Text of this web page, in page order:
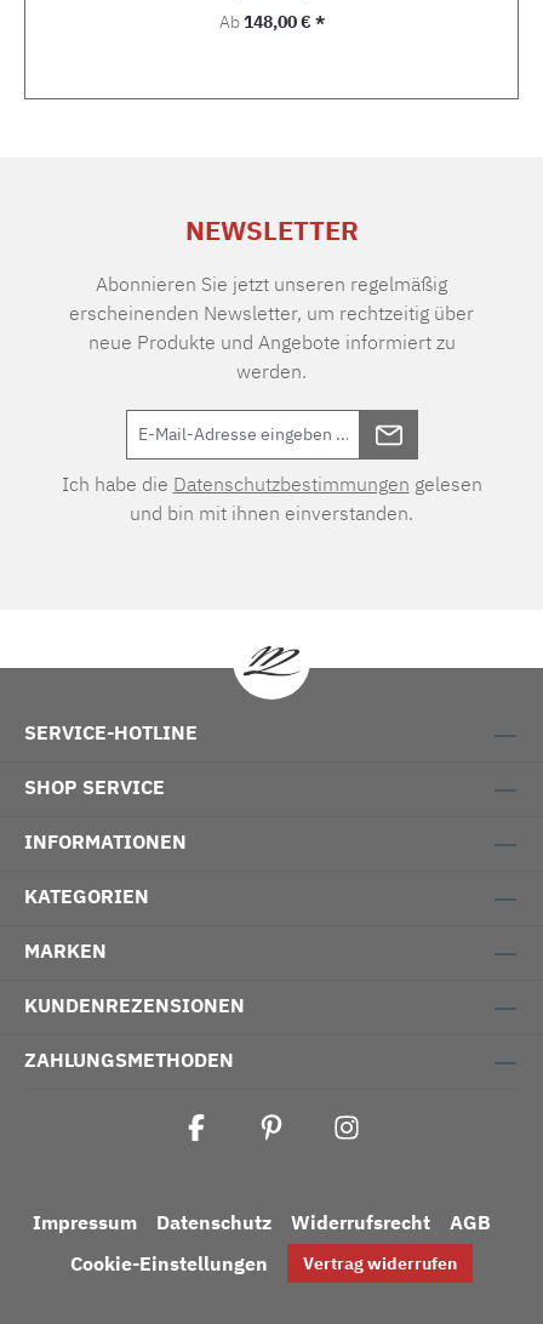
Regulärer Preis:
Ab148,00 € *
NEWSLETTER
Abonnieren Sie jetzt unseren regelmäßig
erscheinenden Newsletter, um rechtzeitig über
neue Produkte und Angebote informiert zu
werden.
Ich habe die Datenschutzbestimmungen gelesen
und bin mit ihnen einverstanden.
SERVICE-HOTLINE
SHOP SERVICE
INFORMATIONEN
KATEGORIEN
MARKEN
KUNDENREZENSIONEN
ZAHLUNGSMETHODEN
Impressum Datenschutz Widerrufsrecht
AGB
Cookie-Einstellungen
Vertrag widerrufen